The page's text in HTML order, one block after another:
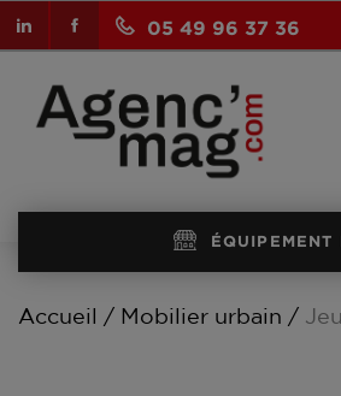
05 49 96 37 36
Facebook
LinkedIn
ÉQUIPEMENT
Accueil Mobilier urbain